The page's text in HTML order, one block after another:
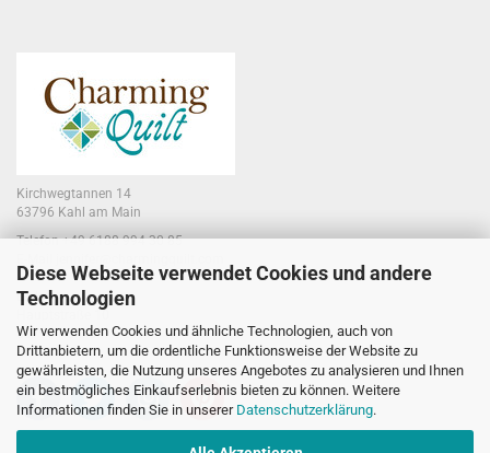
Diese Webseite verwendet Cookies und andere
Technologien
Wir verwenden Cookies und ähnliche Technologien, auch von
Drittanbietern, um die ordentliche Funktionsweise der Website zu
gewährleisten, die Nutzung unseres Angebotes zu analysieren und Ihnen
ein bestmögliches Einkaufserlebnis bieten zu können. Weitere
Informationen finden Sie in unserer Datenschutzerklärung.
Kirchwegtannen 14
63796 Kahl am Main
Telefon +49 6188 994 30 85
Laden:
63796 Kahl am Main